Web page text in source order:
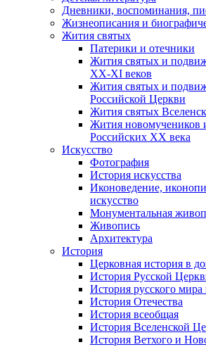
Дневники, воспоминания,
Жизнеописания и
Жития святых
Патерики и отечники
Жития святых и
ХХ-XI веков
Жития святых и
Российской Церкви
Жития святых
Жития новомучеников
Российских ХХ века
Искусство
Фотография
История искусства
Иконоведение,
искусство
Монументальная
Живопись
Архитектура
История
Церковная история в
История Русской
История русского
История Отечества
История всеобщая
История Вселенской
История Ветхого и